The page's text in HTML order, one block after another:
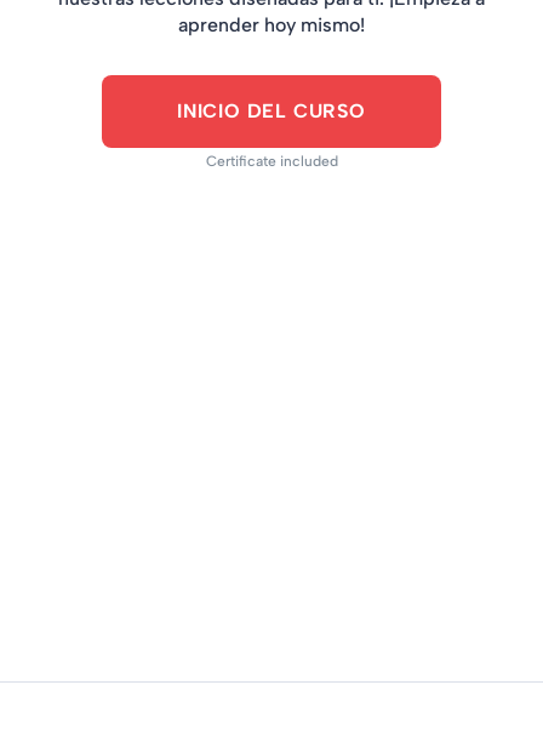
aprender hoy mismo!
INICIO DEL CURSO
Certificate included